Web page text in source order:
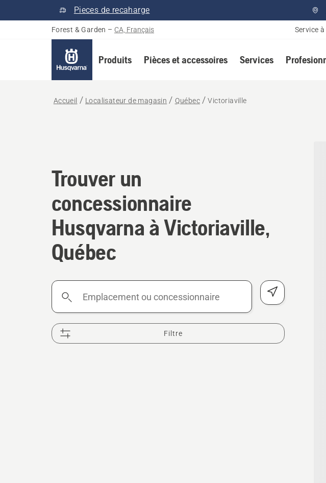
Pieces de recaharge
Forest & Garden – CA, Français Service
Produits Pièces et accessoires Services
Accueil Localisateur de magasin Québec Victoriaville
Trouver un concessionnaire
Trouver un
concessionnaire
Husqvarna à Victoriaville,
Québec
Emplacement
Filtre